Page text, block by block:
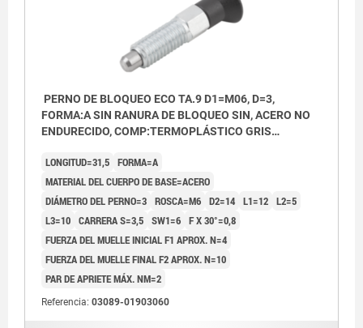
Forma A: sin ranura de bloqueo, sin
PERNO DE BLOQUEO ECO TA.9 D1=M06, D=3,
FORMA:A SIN RANURA DE BLOQUEO SIN, ACERO NO
ENDURECIDO, COMP:TERMOPLÁSTICO GRIS
LONGITUD=31,5 FORMA=A
MATERIAL DEL CUERPO DE BASE=ACERO
DIÁMETRO DEL PERNO=3 ROSCA=M6 D2=14 L1=12 L2=5
L3=10 CARRERA S=3,5 SW1=6 F X 30°=0,8
FUERZA DEL MUELLE INICIAL F1 APROX. N=4
FUERZA DEL MUELLE FINAL F2 APROX. N=10
PAR DE APRIETE MÁX. NM=2
Referencia: 03089-01903060